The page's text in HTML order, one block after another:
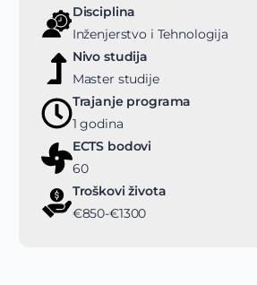
Disciplina
Inženjerstvo i Tehnologija
Nivo studija
Master studije
Trajanje programa
1 godina
ECTS bodovi
60
Troškovi života
€850-€1300